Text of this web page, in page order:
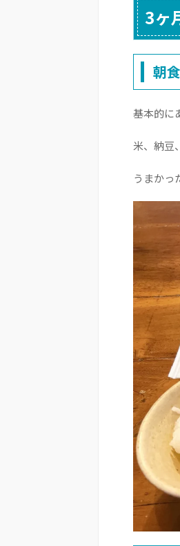
3ヶ
朝食
基本的に
米、納豆
うまかっ